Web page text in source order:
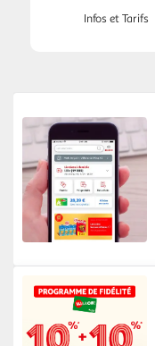
Infos et Tarifs